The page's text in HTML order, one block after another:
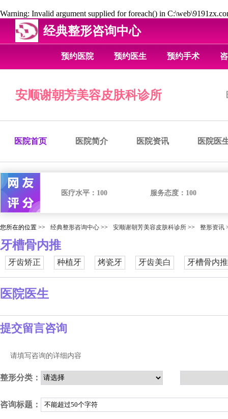
Warning: Invalid argument supplied for foreach() in
经典整形咨询中心
预约医院 预约医生 预约手术
安顺谢朝芳美容皮肤科诊所
医院首页 医院简介 医院资讯 医院医
医疗水平： 100 服务态度： 100
您所在的位置 >> 经典整形咨询中心 >> 安顺谢朝芳美容皮肤科诊所 >> 整形资讯
牙槽骨内推
牙齿矫正 种植牙 烤瓷牙 牙齿美白 牙槽骨内推
医院医生
提交留言咨询
请填写咨询的详细内容
整形分类：
咨询标题：